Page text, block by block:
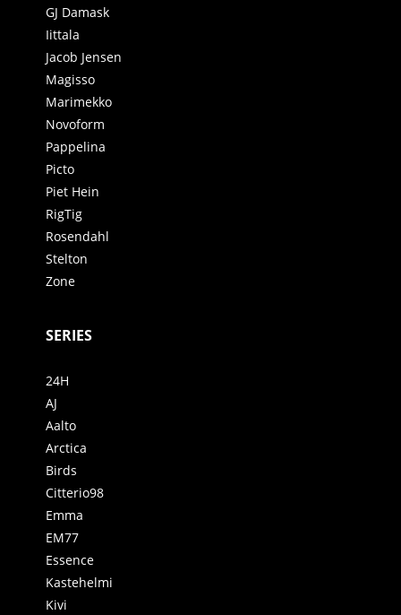
GJ Damask
Iittala
Jacob Jensen
Magisso
Marimekko
Novoform
Pappelina
Picto
Piet Hein
RigTig
Rosendahl
Stelton
Zone
SERIES
24H
AJ
Aalto
Arctica
Birds
Citterio98
Emma
EM77
Essence
Kastehelmi
Kivi